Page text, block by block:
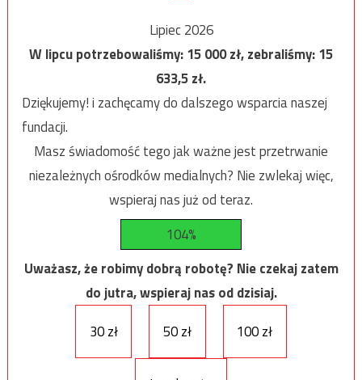
Lipiec 2026
W lipcu potrzebowaliśmy:15 000zł, zebraliśmy:15
633,5zł.
Dziękujemy! i zachęcamy do dalszego wsparcia naszej
fundacji.
Masz świadomość tego jak ważne jest przetrwanie
niezależnych ośrodków medialnych? Nie zwlekaj więc,
wspieraj nas już od teraz.
104%
Uważasz, że robimy dobrą robotę? Nie czekaj zatem
do jutra, wspieraj nas od dzisiaj.
30 zł
50 zł 100 zł